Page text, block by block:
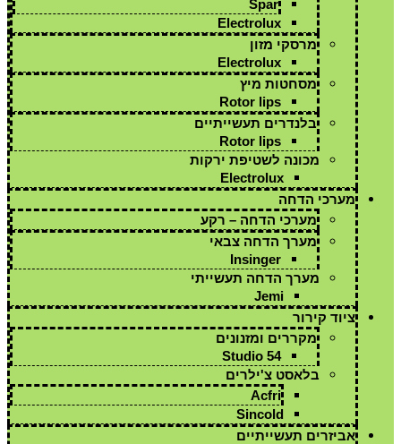
Spar
Electrolux
מרסקי מזון
Electrolux
מסחטות מיץ
Rotor lips
בלנדרים תעשייתיים
Rotor lips
מכונה לשטיפת ירקות
Electrolux
מערכי הדחה
מערכי הדחה – רקע
מערך הדחה צבאי
Insinger
מערך הדחה תעשייתי
Jemi
ציוד קירור
מקררים ומזנונים
Studio 54
בלאסט צ'ילרים
Acfri
Sincold
אביזרים תעשייתיים